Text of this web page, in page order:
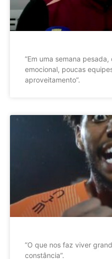
”Em uma semana
emocional, poucas
aproveitamento”.
”O que nos faz viver
constância”.